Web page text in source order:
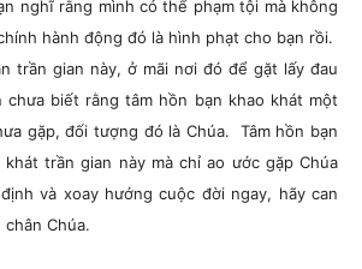
nghĩ rằng mình có thể phạm tội mà không
hành động đó là hình phạt cho bạn rồi.
trần gian này, ở mãi nơi đó để gặt lấy đau
chưa biết rằng tâm hồn bạn khao khát một
gặp, đối tượng đó là Chúa. Tâm hồn bạn
trần gian này mà chỉ ao ước gặp Chúa
và xoay hướng cuộc đời ngay, hãy can
Chúa.